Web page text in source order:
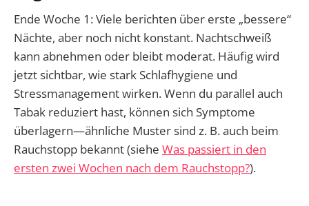
Ende Woche 1: Viele berichten über erste „bessere“
Nächte, aber noch nicht konstant. Nachtschweiß
kann abnehmen oder bleibt moderat. Häufig wird
jetzt sichtbar, wie stark Schlafhygiene und
Stressmanagement wirken. Wenn du parallel auch
Tabak reduziert hast, können sich Symptome
überlagern—ähnliche Muster sind z. B. auch beim
Rauchstopp bekannt (siehe Was passiert in den
ersten zwei Wochen nach dem Rauchstopp?).